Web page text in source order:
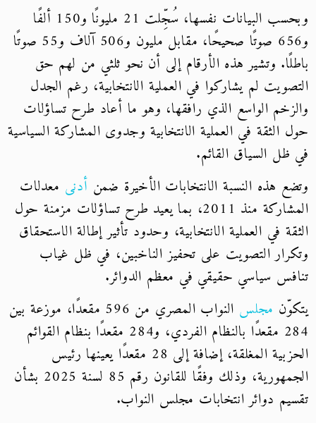
وبحسب البيانات نفسها، سُجِّلت 21 مليونًا و150 ألفًا
و656 صوتًا صحيحًا، مقابل مليون و506 آلاف و55 صوتًا
باطلًا. وتشير هذه الأرقام إلى أن نحو ثلثي من لهم حق
التصويت لم يشاركوا في العملية الانتخابية، رغم الجدل
والزخم الواسع الذي رافقها، وهو ما أعاد طرح تساؤلات
حول الثقة في العملية الانتخابية وجدوى المشاركة السياسية
في ظل السياق القائم.
وتضع هذه النسبة الانتخابات الأخيرة ضمن أدنى معدلات
المشاركة منذ 2011، بما يعيد طرح تساؤلات مزمنة حول
الثقة في العملية الانتخابية، وحدود تأثير إطالة الاستحقاق
وتكرار التصويت على تحفيز الناخبين، في ظل غياب
تنافس سياسي حقيقي في معظم الدوائر.
يتكوّن مجلس
النواب المصري من 596 مقعدًا، موزعة بين
284 مقعدًا بالنظام الفردي، و284 مقعدًا بنظام القوائم
الحزبية المغلقة، إضافة إلى 28 مقعدًا يعينها رئيس
الجمهورية، وذلك وفقًا للقانون رقم 85 لسنة 2025 بشأن
تقسيم دوائر انتخابات مجلس النواب.